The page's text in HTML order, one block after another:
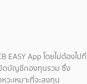
App โดยไม่ต้องไปที่
ปิดบัญชีกองทุนรวม ซึ่ง
ะเหมาะที่จะลงทุน